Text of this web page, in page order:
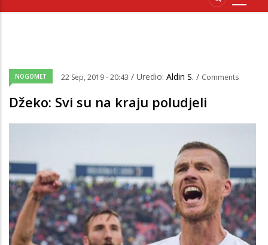
NOGOMET 22 Sep, 2019 - 20:43 / Uredio: Aldin S. / Comments
Džeko: Svi su na kraju poludjeli